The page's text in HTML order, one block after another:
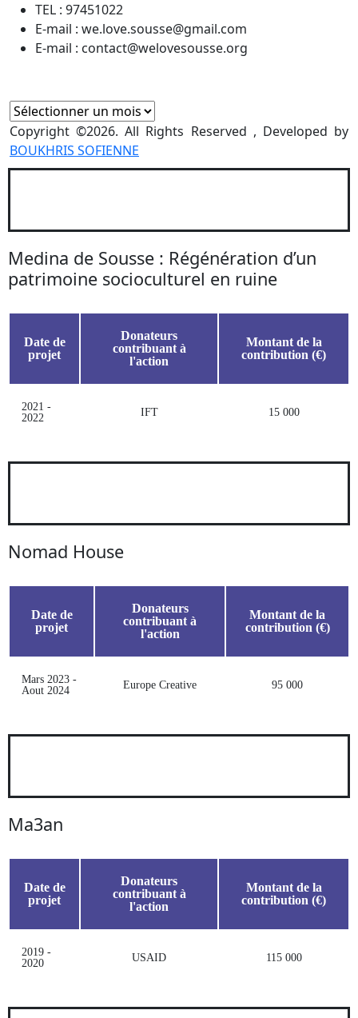
TEL : 97451022
E-mail : we.love.sousse@gmail.com
E-mail : contact@welovesousse.org
Copyright ©2026. All Rights Reserved , Developed by
BOUKHRIS SOFIENNE
Medina de Sousse : Régénération d’un
patrimoine socioculturel en ruine
Date de
projet
Donateurs
contribuant à
l'action
Montant de la
contribution (€)
2021 -
2022
IFT 15 000
Nomad House
Date de
projet
Donateurs
contribuant à
l'action
Montant de la
contribution (€)
Mars 2023 -
Aout 2024
Europe Creative 95 000
Ma3an
Date de
projet
Donateurs
contribuant à
l'action
Montant de la
contribution (€)
2019 -
2020
USAID 115 000